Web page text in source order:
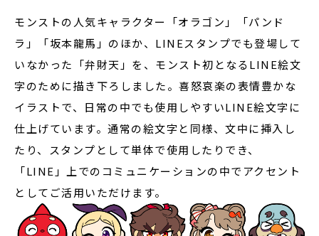
モンストの人気キャラクター「オラゴン」「パンド
ラ」「坂本龍馬」のほか、LINEスタンプでも登場して
いなかった「弁財天」を、モンスト初となるLINE絵文
字のために描き下ろしました。喜怒哀楽の表情豊かな
イラストで、日常の中でも使用しやすいLINE絵文字に
仕上げています。通常の絵文字と同様、文中に挿入し
たり、スタンプとして単体で使用したりでき、
「LINE」上でのコミュニケーションの中でアクセント
としてご活用いただけます。